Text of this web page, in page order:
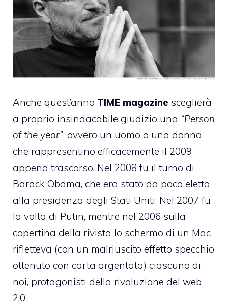
Anche quest’anno TIME magazine sceglierà
a proprio insindacabile giudizio una “Person
of the year”, ovvero un uomo o una donna
che rappresentino efficacemente il 2009
appena trascorso. Nel 2008 fu il turno di
Barack Obama, che era stato da poco eletto
alla presidenza degli Stati Uniti. Nel 2007 fu
la volta di Putin, mentre nel 2006 sulla
copertina della rivista lo schermo di un Mac
rifletteva (con un malriuscito effetto specchio
ottenuto con carta argentata) ciascuno di
noi, protagonisti della rivoluzione del web
2.0.